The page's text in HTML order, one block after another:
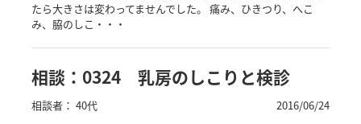
たら大きさは変わってませんでした。 痛み、ひきつり、へこ
み、脇のしこ・・・
相談：0324 乳房のしこりと検診
相談者： 40代 2016/06/24